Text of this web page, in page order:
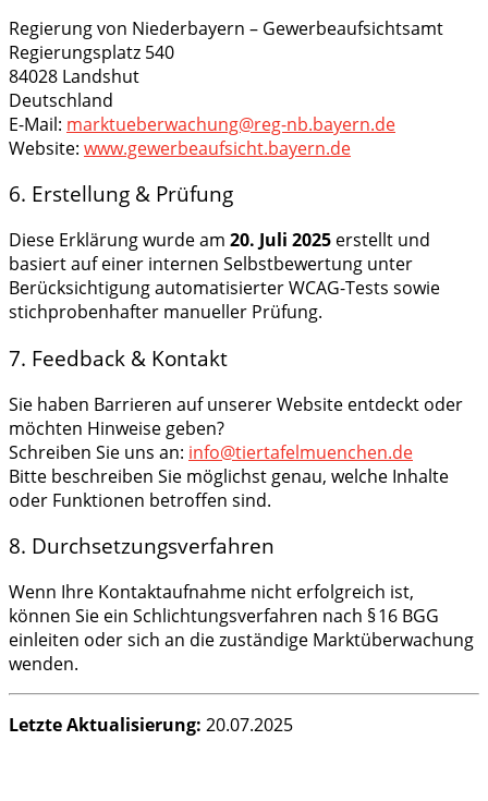
Regierung von Niederbayern – Gewerbeaufsichtsamt
Regierungsplatz 540
84028 Landshut
Deutschland
E-Mail: marktueberwachung@reg-nb.bayern.de
Website: www.gewerbeaufsicht.bayern.de
6. Erstellung & Prüfung
Diese Erklärung wurde am 20. Juli 2025 erstellt und
basiert auf einer internen Selbstbewertung unter
Berücksichtigung automatisierter WCAG-Tests sowie
stichprobenhafter manueller Prüfung.
7. Feedback & Kontakt
Sie haben Barrieren auf unserer Website entdeckt oder
möchten Hinweise geben?
Schreiben Sie uns an: info@tiertafelmuenchen.de
Bitte beschreiben Sie möglichst genau, welche Inhalte
oder Funktionen betroffen sind.
8. Durchsetzungsverfahren
Wenn Ihre Kontaktaufnahme nicht erfolgreich ist,
können Sie ein Schlichtungsverfahren nach § 16 BGG
einleiten oder sich an die zuständige Marktüberwachung
wenden.
Letzte Aktualisierung: 20.07.2025